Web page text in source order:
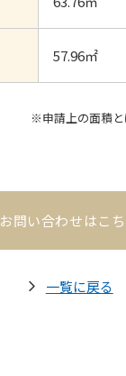
57.96㎡
※申請上の面積
お問い合わせはこ
一覧に戻る